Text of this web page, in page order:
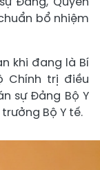
bổ nhiệm
khi đang là Bí
Chính trị điều
sự Đảng Bộ Y
Bộ Y tế.